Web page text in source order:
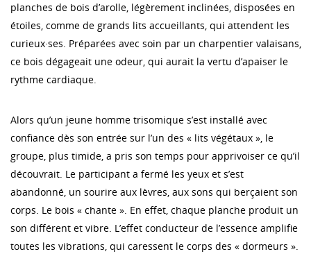
planches de bois d’arolle, légèrement inclinées, disposées en
étoiles, comme de grands lits accueillants, qui attendent les
curieux·ses. Préparées avec soin par un charpentier valaisans,
ce bois dégageait une odeur, qui aurait la vertu d’apaiser le
rythme cardiaque.
Alors qu’un jeune homme trisomique s’est installé avec
confiance dès son entrée sur l’un des « lits végétaux », le
groupe, plus timide, a pris son temps pour apprivoiser ce qu’il
découvrait. Le participant a fermé les yeux et s’est
abandonné, un sourire aux lèvres, aux sons qui berçaient son
corps. Le bois « chante ». En effet, chaque planche produit un
son différent et vibre. L’effet conducteur de l’essence amplifie
toutes les vibrations, qui caressent le corps des « dormeurs ».